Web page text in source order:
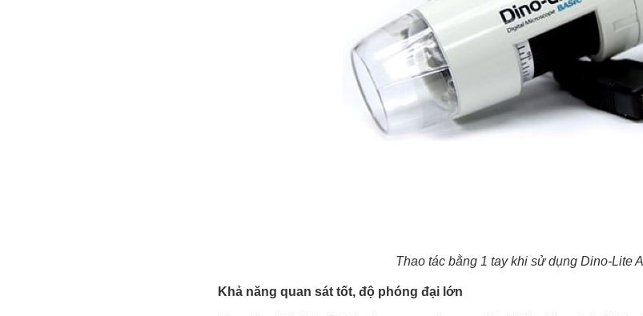
Thao tác bằng 1 tay khi sử dụng Dino-Lite
Khả năng quan sát tốt, độ phóng đại lớn